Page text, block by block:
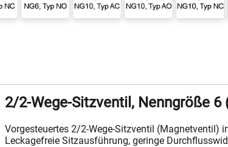
2/2-Wege-Sitzventil, Nenngröße 6
Vorgesteuertes 2/2-Wege-Sitzventil (Magnetventil)
Leckagefreie Sitzausführung, geringe